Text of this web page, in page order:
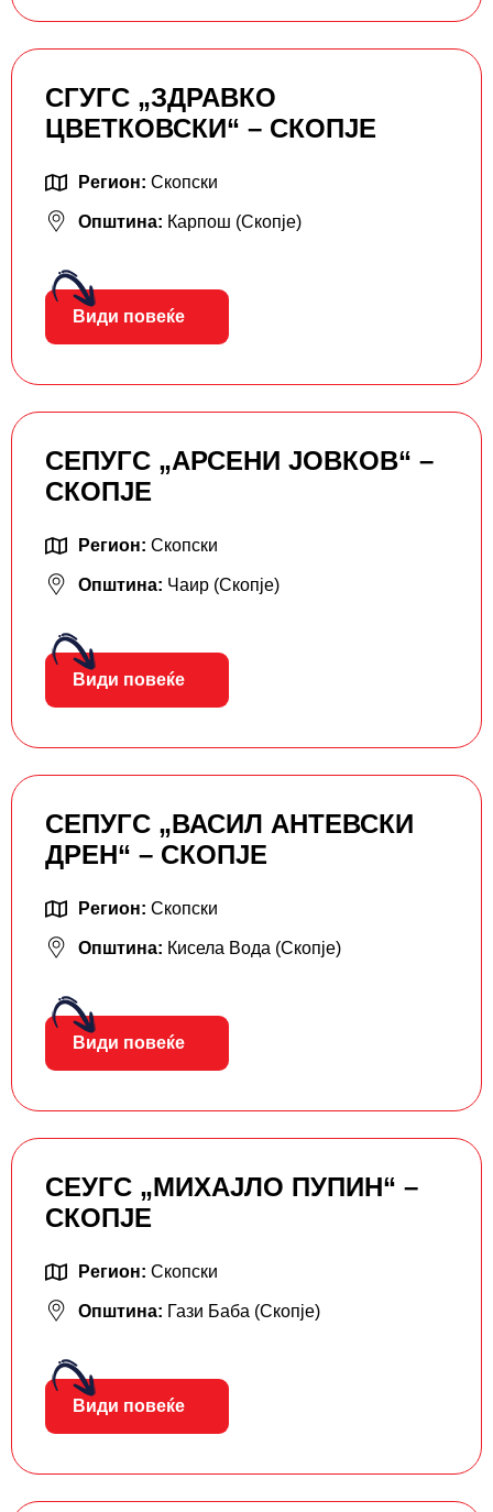
СГУГС „ЗДРАВКО
ЦВЕТКОВСКИ“ – СКОПЈЕ
Регион: Скопски
Општина: Карпош (Скопје)
Види повеќе
СЕПУГС „АРСЕНИ ЈОВКОВ“ –
СКОПЈЕ
Регион: Скопски
Општина: Чаир (Скопје)
Види повеќе
СЕПУГС „ВАСИЛ АНТЕВСКИ
ДРЕН“ – СКОПЈЕ
Регион: Скопски
Општина: Кисела Вода (Скопје)
Види повеќе
СЕУГС „МИХАЈЛО ПУПИН“ –
СКОПЈЕ
Регион: Скопски
Општина: Гази Баба (Скопје)
Види повеќе